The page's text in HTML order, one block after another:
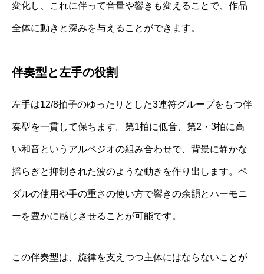
変化し、これに伴って音量や響きも変えることで、作品
全体に動きと深みを与えることができます。
伴奏型と左手の役割
左手は12/8拍子のゆったりとした3連符グループをもつ伴
奏型を一貫して保ちます。第1拍に低音、第2・3拍に高
い和音というアルペジオの組み合わせで、背景に静かな
揺らぎと抑制された波のような動きを作り出します。ペ
ダルの使用や手の重さの使い方で響きの余韻とハーモニ
ーを豊かに感じさせることが可能です。
この伴奏型は、旋律を支えつつ主体にはならないことが